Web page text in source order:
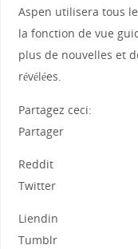
Aspen utilisera tous
la fonction de vue
plus de nouvelles et
révélées.
Partagez ceci:
Partager
Reddit
Twitter
Liendin
Tumblr